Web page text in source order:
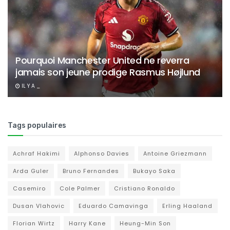
Pourquoi Manchester United ne reverra
jamais son jeune prodige Rasmus Højlund
IL Y A _
Tags populaires
Achraf Hakimi Alphonso Davies Antoine Griezmann
Arda Guler Bruno Fernandes Bukayo Saka
Casemiro Cole Palmer Cristiano Ronaldo
Dusan Vlahovic Eduardo Camavinga Erling Haaland
Florian Wirtz Harry Kane Heung-Min Son